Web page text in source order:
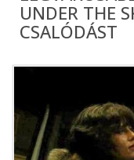
UNDER THE
CSALÓDÁST